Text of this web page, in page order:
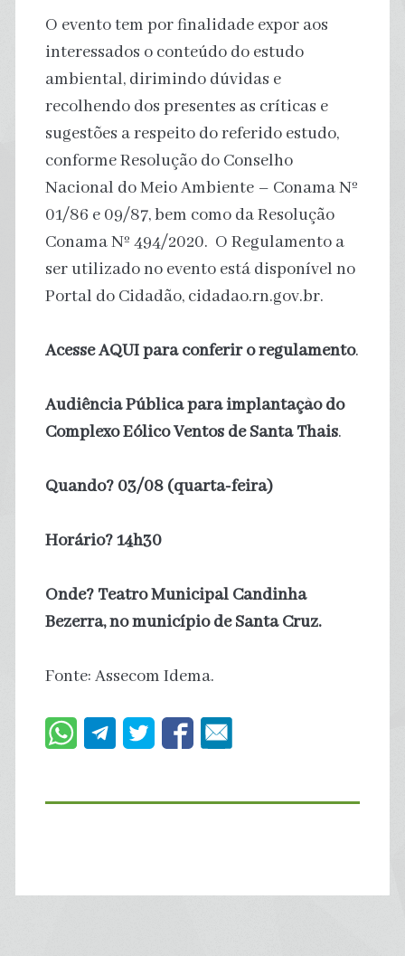
O evento tem por finalidade expor aos
interessados o conteúdo do estudo
ambiental, dirimindo dúvidas e
recolhendo dos presentes as críticas e
sugestões a respeito do referido estudo,
conforme Resolução do Conselho
Nacional do Meio Ambiente – Conama Nº
01/86 e 09/87, bem como da Resolução
Conama Nº 494/2020. O Regulamento a
ser utilizado no evento está disponível no
Portal do Cidadão, cidadao.rn.gov.br.
Acesse AQUI para conferir o regulamento.
Audiência Pública para implantação do
Complexo Eólico Ventos de Santa Thais.
Quando? 03/08 (quarta-feira)
Horário? 14h30
Onde? Teatro Municipal Candinha
Bezerra, no município de Santa Cruz.
Fonte: Assecom Idema.